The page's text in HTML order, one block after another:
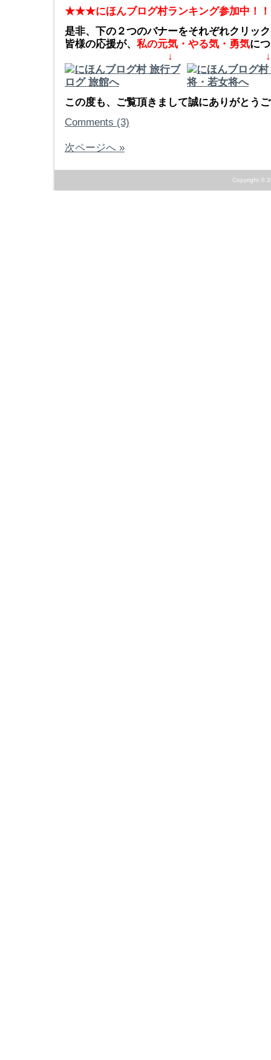
★★★にほんブログ村ランキング参加中
是非、下の２つのバナーをそれぞれクリッ
皆様の応援が、 私の元気・やる気・勇気に
↓ ↓
この度も、ご覧頂きまして誠にありがと
Comments (3)
次ページへ »
Copyright ©